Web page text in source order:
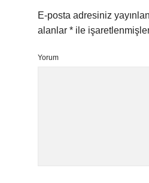
E-posta adresiniz
alanlar * ile
Yorum